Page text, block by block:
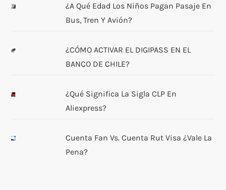
¿A Qué Edad Los Niños Pagan Pasaje En
Bus, Tren Y Avión?
¿CÓMO ACTIVAR EL DIGIPASS EN EL
BANCO DE CHILE?
¿Qué Significa La Sigla CLP En
Aliexpress?
Cuenta Fan Vs. Cuenta Rut Visa ¿Vale La
Pena?